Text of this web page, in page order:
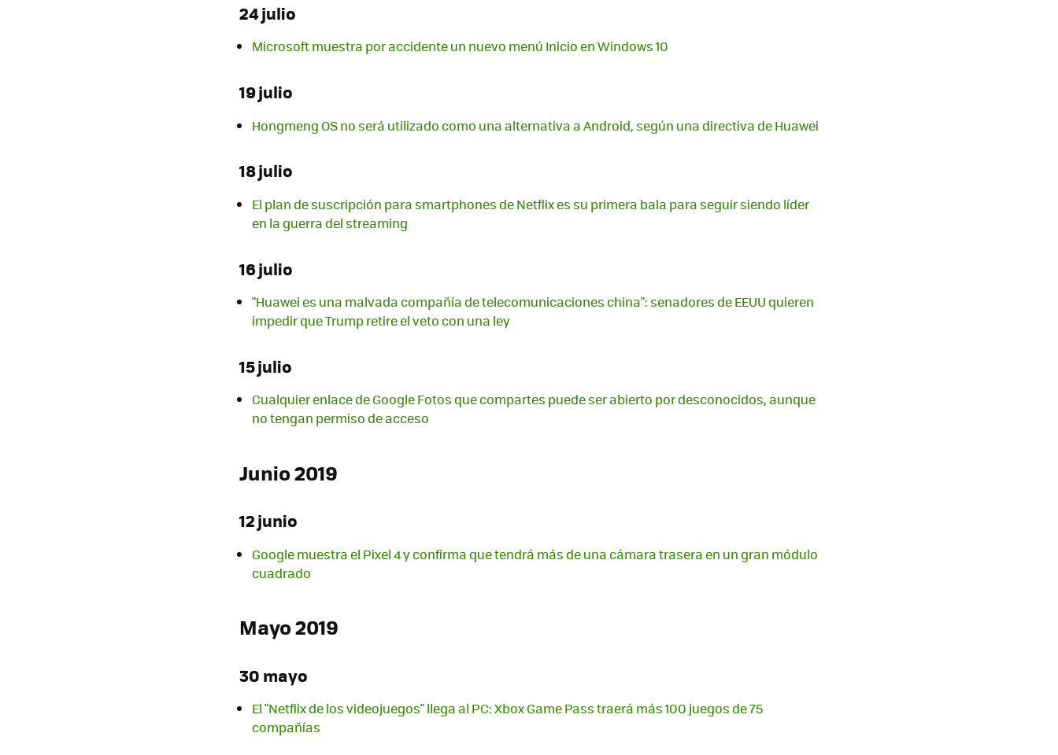
24 julio
Microsoft muestra por accidente un nuevo menú Inicio en Windows 10
19 julio
Hongmeng OS no será utilizado como una alternativa a Android, según una directiva de Huawei
18 julio
El plan de suscripción para smartphones de Netflix es su primera bala para seguir siendo líder
en la guerra del streaming
16 julio
"Huawei es una malvada compañía de telecomunicaciones china": senadores de EEUU quieren
impedir que Trump retire el veto con una ley
15 julio
Cualquier enlace de Google Fotos que compartes puede ser abierto por desconocidos, aunque
no tengan permiso de acceso
Junio 2019
12 junio
Google muestra el Pixel 4 y confirma que tendrá más de una cámara trasera en un gran módulo
cuadrado
Mayo 2019
30 mayo
El "Netflix de los videojuegos" llega al PC: Xbox Game Pass traerá más 100 juegos de 75
compañías